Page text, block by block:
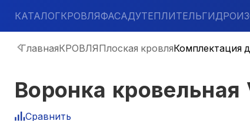
КАТАЛОГКРОВЛЯФАСАДУТЕПЛИТЕЛЬ
ГлавнаяКРОВЛЯПлоская кровляКомплектация
Воронка кровельная
Сравнить